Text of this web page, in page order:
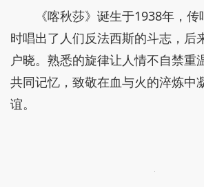
《喀秋莎》诞生于1938年，传
时唱出了人们反法西斯的斗志，后
户晓。熟悉的旋律让人情不自禁重
共同记忆，致敬在血与火的淬炼中
谊。